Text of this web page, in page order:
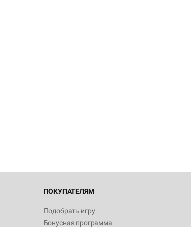
ПОКУПАТЕЛЯМ
Подобрать игру
Бонусная программа